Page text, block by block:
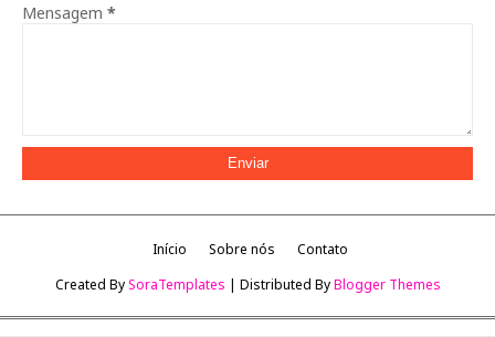
Mensagem *
Início Sobre nós
Contato
Created BySoraTemplates | Distributed ByBlogger Themes